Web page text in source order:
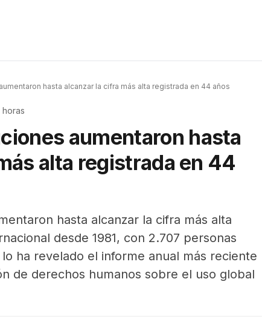
hasta alcanzar la cifra más alta registrada en 44 años
aumentaron hasta
alta registrada en 44
hasta alcanzar la cifra más alta
desde 1981, con 2.707 personas
ha revelado el informe anual más reciente
de derechos humanos sobre el uso global